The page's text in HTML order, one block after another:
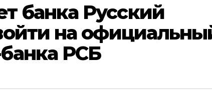
банка Русский
на
РСБ